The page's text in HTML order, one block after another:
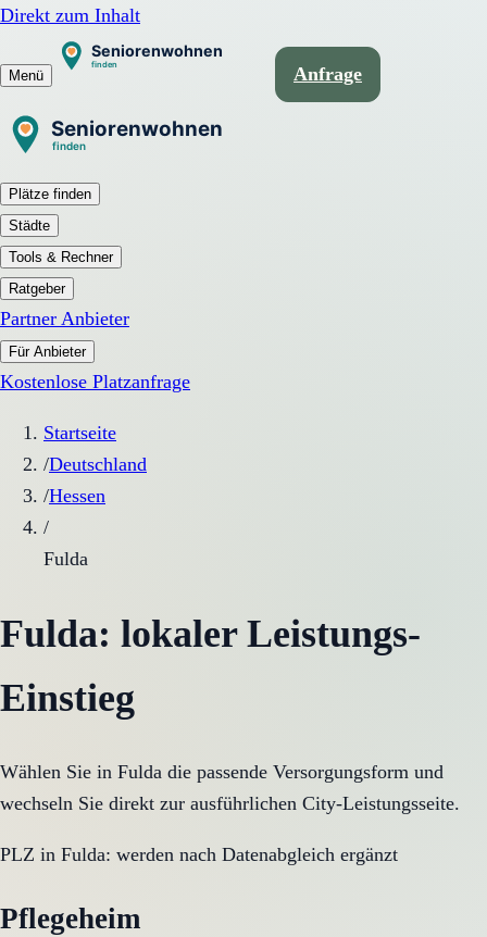
Direkt zum Inhalt
Menü Anfrage
Plätze finden
Städte
Tools & Rechner
Ratgeber
Partner Anbieter
Für Anbieter
Kostenlose Platzanfrage
Startseite
/Deutschland
/Hessen
/
Fulda
Fulda: lokaler Leistungs-
Einstieg
Wählen Sie in Fulda die passende Versorgungsform und
wechseln Sie direkt zur ausführlichen City-Leistungsseite.
PLZ in Fulda: werden nach Datenabgleich ergänzt
Pflegeheim